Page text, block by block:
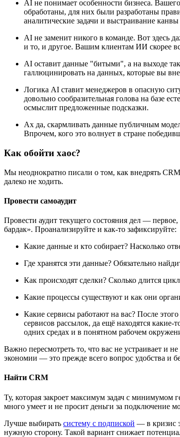
AI не понимает особенности бизнеса.
обработаны, для них были разработаны
аналитические задачи и выстраивание
AI не заменит никого в команде. Вот здесь
и то, и другое. Вашим клиентам ИИ скорее
AI оставит данные "битыми", а на выходе
галлюцинировать на данных, которые вы
Логика AI ставит менеджеров в опасную
довольно сообразительная голова на базе
осмыслит предложенные подсказки.
Ах да, скармливать данные публичным
Впрочем, кого это волнует в стране
Как обойти хаос?
Мы неоднократно писали о том, как внедрять
далеко не ходить.
Провести самоаудит
Провести аудит текущего состояния дел —
бардак». Проанализируйте и как-то зафиксируйте:
Какие данные и кто собирает? Насколько
Где хранятся эти данные? Обязательно
Как происходят сделки? Сколько длится
Какие процессы существуют и как они
Какие сервисы работают на вас? После
сервисов рассылок, да ещё находятся
одних средах и в понятном рабочем
Важно пересмотреть то, что вас не устраивает и
экономии — это прежде всего вопрос удобства и
Найти CRM
Ту, которая закроет максимум задач с минимумом
много умеет и не просит деньги за подключение
Лучше выбирать систему с подпиской — в кризис
нужную сторону. Такой вариант снижает